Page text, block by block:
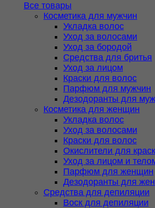
Все товары
Косметика для мужчин
Укладка волос
Уход за волосами
Уход за бородой
Средства для бритья
Уход за лицом
Краски для волос
Парфюм для мужчин
Дезодоранты для
Косметика для женщин
Укладка волос
Уход за волосами
Краски для волос
Окислители для
Уход за лицом и
Парфюм для женщин
Дезодоранты для
Средства для депиляции
Воск для депиляции